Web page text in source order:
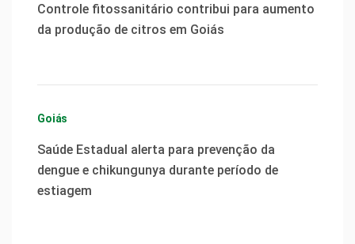
Controle fitossanitário contribui para aumento
da produção de citros em Goiás
Goiás
Saúde Estadual alerta para prevenção da
dengue e chikungunya durante período de
estiagem